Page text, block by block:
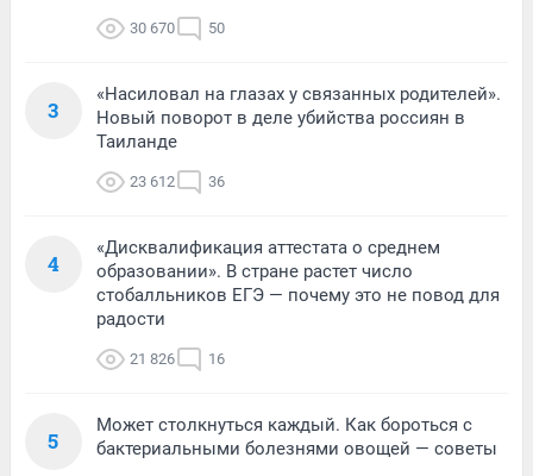
30 670 50
3
«Насиловал на глазах у связанных родителей».
Новый поворот в деле убийства россиян в
Таиланде
23 612 36
4
«Дисквалификация аттестата о среднем
образовании». В стране растет число
стобалльников ЕГЭ — почему это не повод для
радости
21 826 16
5
Может столкнуться каждый. Как бороться с
бактериальными болезнями овощей — советы